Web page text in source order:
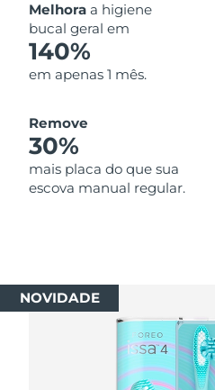
Melhora a higiene
bucal geral em
140%
em apenas 1 mês.
Remove
30%
mais placa do que sua
escova manual regular.
NOVIDADE